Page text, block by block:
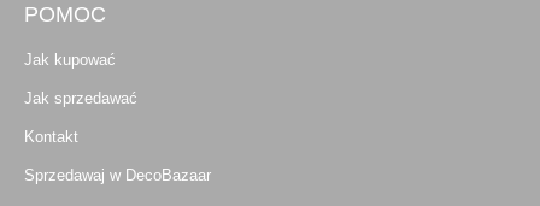
POMOC
Jak kupować
Jak sprzedawać
Kontakt
Sprzedawaj w DecoBazaar